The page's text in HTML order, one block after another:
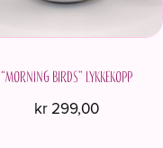
“Morning birds” Lykkekopp
kr 299,00